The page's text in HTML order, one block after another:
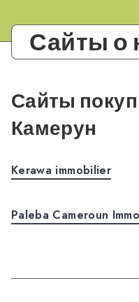
Сайты о
Сайты
Камерун
Kerawa immobilier
Paleba Cameroun